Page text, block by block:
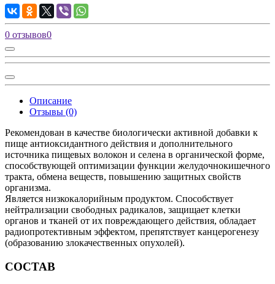
0 отзывов0
Описание
Отзывы (0)
Рекомендован в качестве биологически активной добавки к
пище антиоксидантного действия и дополнительного
источника пищевых волокон и селена в органической форме,
способствующей оптимизации функции желудочно­кишечного
тракта, обмена веществ, повышению защитных свойств
организма.
Является низкокалорийным продуктом. Способствует
нейтрализации свободных радикалов, защищает клетки
органов и тканей от их повреждающего действия, обладает
радиопротективным эффектом, препятствует канцерогенезу
(образованию злокачественных опухолей).
СОСТАВ